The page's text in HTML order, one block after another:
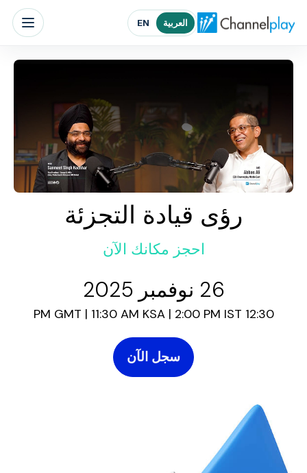
الصفحة الرئيسية لتشانلبلاي الشرق الأوسط
EN العربية
رؤى قيادة التجزئة
احجز مكانك الآن
26 نوفمبر 2025
12:30 PM GMT | 11:30 AM KSA | 2:00 PM IST
سجل الآن